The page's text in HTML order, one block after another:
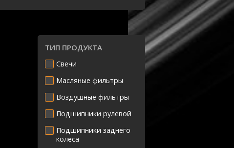
ТИП ПРОДУКТА
Свечи
Масляные фильтры
Воздушные фильтры
Подшипники рулевой
Подшипники заднего
колеса